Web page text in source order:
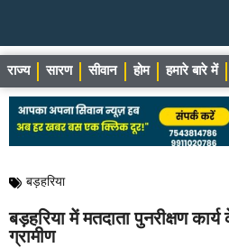
राज्य सारण सीवान होम हमारे बारे में
बड़हरिया
बड़हरिया में मतदाता पुनरीक्षण
ग्रामीण